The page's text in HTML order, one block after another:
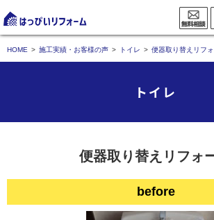
HOME 施工実績・お客様の声 トイレ 便器取り替えリフ
トイレ
便器取り替えリフォ
before